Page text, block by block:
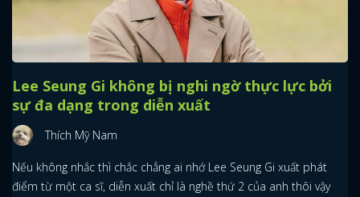
Lee Seung Gi không bị nghi ngờ thực lực bởi
sự đa dạng trong diễn xuất
Thích Mỹ Nam
Nếu không nhắc thì chắc chẳng ai nhớ Lee Seung Gi xuất phát
điểm từ một ca sĩ, diễn xuất chỉ là nghề thứ 2 của anh thôi vậy